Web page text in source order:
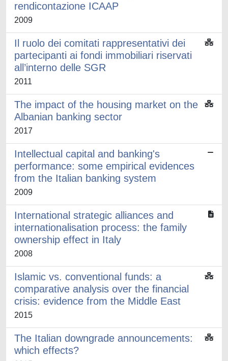
rendicontazione ICAAP
2009
Il ruolo dei comitati rappresentativi dei
partecipanti ai fondi immobiliari riservati
all’interno delle SGR
2011
The impact of the housing market on the
Albanian banking sector
2017
Intellectual capital and banking's
performance: some empirical evidences
from the Italian banking system
2009
International strategic alliances and
internationalisation process: the family
ownership effect in Italy
2008
Islamic vs. conventional funds: a
comparative analysis over the financial
crisis: evidence from the Middle East
2015
The Italian downgrade announcements:
which effects?